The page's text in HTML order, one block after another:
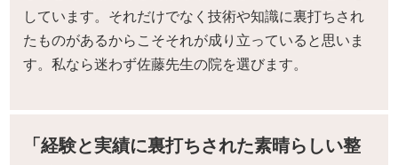
しています。それだけでなく技術や知識に裏打ちされ
たものがあるからこそそれが成り立っていると思いま
す。私なら迷わず佐藤先生の院を選びます。
「経験と実績に裏打ちされた素晴らしい整